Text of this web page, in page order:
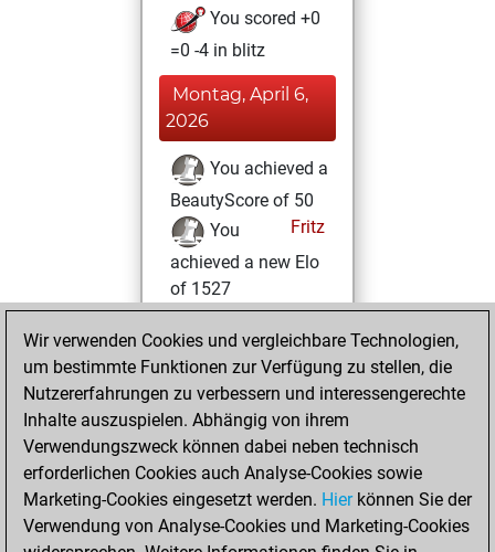
You scored +0
=0 -4 in blitz
Montag, April 6,
2026
You achieved a
BeautyScore of 50
Fritz
You
achieved a new Elo
of 1527
Freitag,
Dezember 27,
2024
You had a best
sprint of 15 positions
Tactics
Montag,
Februar 27, 2023
Wir verwenden Cookies und vergleichbare Technologien,
um bestimmte Funktionen zur Verfügung zu stellen, die
Nutzererfahrungen zu verbessern und interessengerechte
Inhalte auszuspielen. Abhängig von ihrem
Verwendungszweck können dabei neben technisch
erforderlichen Cookies auch Analyse-Cookies sowie
Marketing-Cookies eingesetzt werden. Hierkönnen Sie der
Verwendung von Analyse-Cookies und Marketing-Cookies